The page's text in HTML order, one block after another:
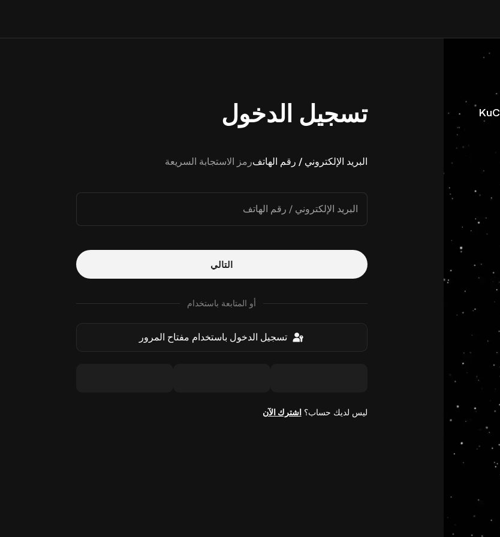
تسجيل الدخول
البريد الإلكتروني / رقم الهاتفرمز الاستجابة السريعة
البريد الإلكتروني / رقم الهاتف
التالي
أو المتابعة باستخدام
تسجيل الدخول باستخدام مفتاح المرور
ليس لديك حساب؟ اشترك الآن